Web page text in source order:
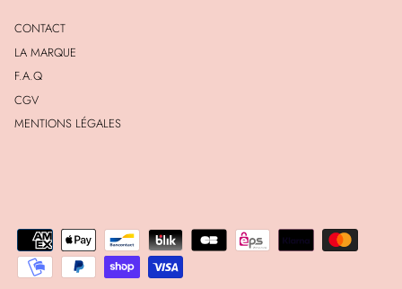
CONTACT
LA MARQUE
F.A.Q
CGV
MENTIONS LÉGALES